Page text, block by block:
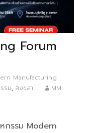
Forum
Manufacturing
รม, สงขลา
MM
กรรม Modern